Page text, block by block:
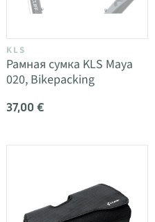
KLS
Рамная сумка KLS Maya
020, Bikepacking
37,00 €